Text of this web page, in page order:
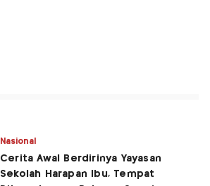
Nasional
Cerita Awal Berdirinya Yayasan
Sekolah Harapan Ibu, Tempat